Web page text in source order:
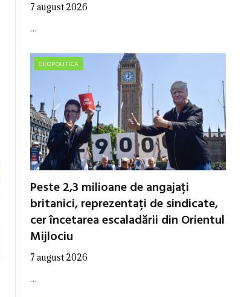
7 august 2026
…
GEOPOLITICA
Peste 2,3 milioane de angajați
britanici, reprezentați de sindicate,
cer încetarea escaladării din Orientul
Mijlociu
7 august 2026
…